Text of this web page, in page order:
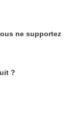
ne supportez
?